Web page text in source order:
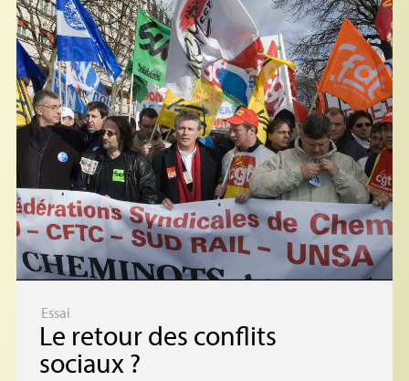
Essai
Le retour des conflits
sociaux?